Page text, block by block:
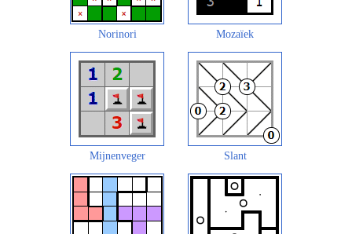
Norinori Mozaïek
Mijnenveger Slant